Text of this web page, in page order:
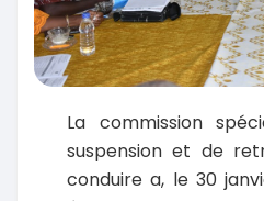
La commission
suspension et de
conduire a, le 30